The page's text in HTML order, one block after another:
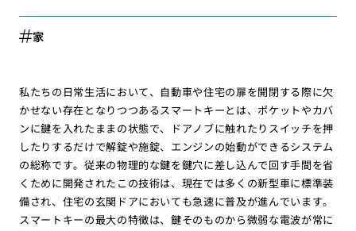
家
私たちの日常生活において、自動車や住宅の扉を開閉する際に欠
かせない存在となりつつあるスマートキーとは、ポケットやカバ
ンに鍵を入れたままの状態で、ドアノブに触れたりスイッチを押
したりするだけで解錠や施錠、エンジンの始動ができるシステム
の総称です。従来の物理的な鍵を鍵穴に差し込んで回す手間を省
くために開発されたこの技術は、現在では多くの新型車に標準装
備され、住宅の玄関ドアにおいても急速に普及が進んでいます。
スマートキーの最大の特徴は、鍵そのものから微弱な電波が常に